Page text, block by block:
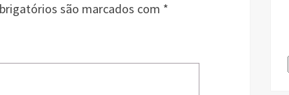
são marcados com *